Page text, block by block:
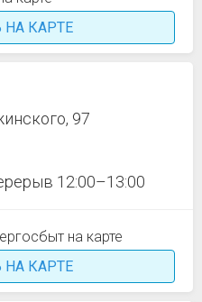
НА КАРТЕ
97
12:00–13:00
НА КАРТЕ